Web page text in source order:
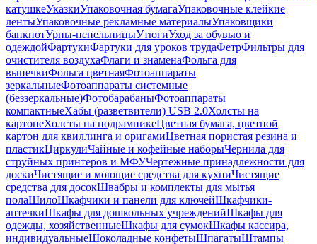
катушкеУказкиУпаковочная бумагаУпаковочные клейкие
лентыУпаковочные рекламные материалыУпаковщики
банкнотУрны-пепельницыУтюгиУход за обувью и
одеждойФартукиФартуки для уроков трудаФетрФильтры для
очистителя воздухаФлаги и знаменаФольга для
выпечкиФольга цветнаяФотоаппараты
зеркальныеФотоаппараты системные
(беззеркальные)ФотобарабаныФотоаппараты
компактныеХабы (разветвители) USB 2.0Холсты на
картонеХолсты на подрамникеЦветная бумага, цветной
картон для квиллинга и оригамиЦветная пористая резина и
пластикЦиркулиЧайные и кофейные наборыЧернила для
струйных принтеров и МФУЧертежные принадлежности для
доскиЧистящие и моющие средства для кухниЧистящие
средства для досокШвабры и комплекты для мытья
полаШилоШкафчики и панели для ключейШкафчики-
аптечкиШкафы для дошкольных учрежденийШкафы для
одежды, хозяйственныеШкафы для сумокШкафы кассира,
индивидуальныеШоколадные конфетыШпагатыШтампы